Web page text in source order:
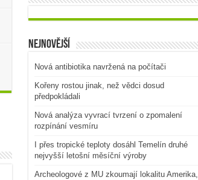
Nejnovější
Nová antibiotika navržená na počítači
Kořeny rostou jinak, než vědci dosud
předpokládali
Nová analýza vyvrací tvrzení o zpomalení
rozpínání vesmíru
I přes tropické teploty dosáhl Temelín druhé
nejvyšší letošní měsíční výroby
Archeologové z MU zkoumají lokalitu Amerika,